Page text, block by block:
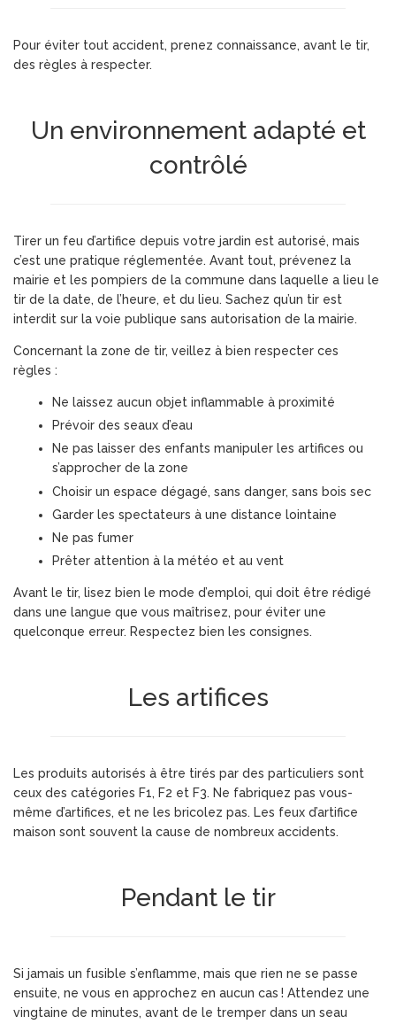
Pour éviter tout accident, prenez connaissance, avant le tir,
des règles à respecter.
Un environnement adapté et
contrôlé
Tirer un feu d’artifice depuis votre jardin est autorisé, mais
c’est une pratique réglementée. Avant tout, prévenez la
mairie et les pompiers de la commune dans laquelle a lieu le
tir de la date, de l’heure, et du lieu. Sachez qu’un tir est
interdit sur la voie publique sans autorisation de la mairie.
Concernant la zone de tir, veillez à bien respecter ces
règles :
Ne laissez aucun objet inflammable à proximité
Prévoir des seaux d’eau
Ne pas laisser des enfants manipuler les artifices ou
s’approcher de la zone
Choisir un espace dégagé, sans danger, sans bois sec
Garder les spectateurs à une distance lointaine
Ne pas fumer
Prêter attention à la météo et au vent
Avant le tir, lisez bien le mode d’emploi, qui doit être rédigé
dans une langue que vous maîtrisez, pour éviter une
quelconque erreur. Respectez bien les consignes.
Les artifices
Les produits autorisés à être tirés par des particuliers sont
ceux des catégories F1, F2 et F3. Ne fabriquez pas vous-
même d’artifices, et ne les bricolez pas. Les feux d’artifice
maison sont souvent la cause de nombreux accidents.
Pendant le tir
Si jamais un fusible s’enflamme, mais que rien ne se passe
ensuite, ne vous en approchez en aucun cas ! Attendez une
vingtaine de minutes, avant de le tremper dans un seau